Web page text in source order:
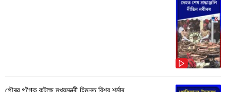
গৌৰৱ গগৈক কটাক্ষ মুখ্যমন্ত্ৰী হিমন্ত বিশ্ব শৰ্মাৰ...